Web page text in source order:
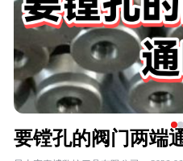
要镗孔的阀门两端